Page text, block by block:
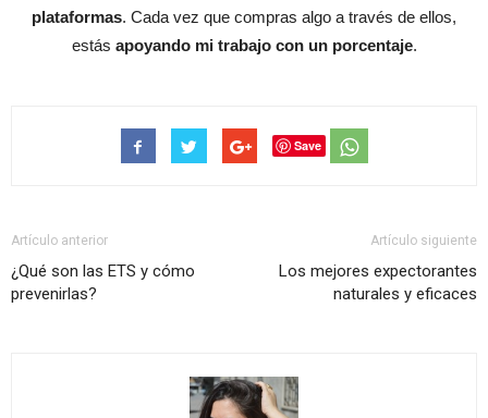
plataformas. Cada vez que compras algo a través de ellos,
estás apoyando mi trabajo con un porcentaje.
Save
Artículo anterior
¿Qué son las ETS y cómo
prevenirlas?
Artículo siguiente
Los mejores expectorantes
naturales y eficaces